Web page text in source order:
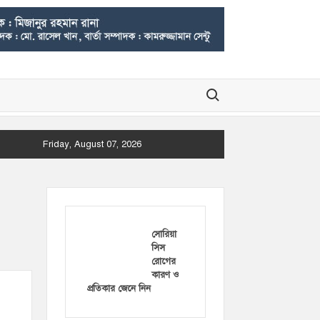
Search for:
Friday, August 07, 2026
সোরিয়া
সিস
রোগের
কারণ ও
প্রতিকার জেনে নিন